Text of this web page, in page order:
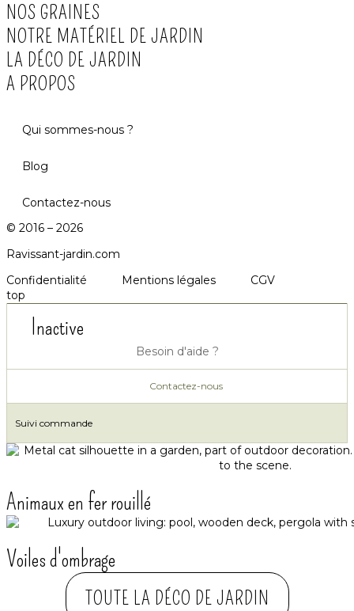
NOS GRAINES
NOTRE MATÉRIEL DE JARDIN
LA DÉCO DE JARDIN
A PROPOS
Qui sommes-nous ?
Blog
Contactez-nous
© 2016 – 2026
Ravissant-jardin.com
Confidentialité
Mentions légales
CGV
top
Inactive
Besoin d'aide ?
Contactez-nous
Suivi commande
Animaux en fer rouillé
Voiles d'ombrage
TOUTE LA DÉCO DE JARDIN